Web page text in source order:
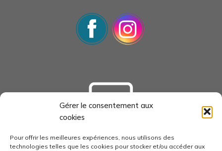
Gérer le consentement aux
cookies
Pour offrir les meilleures expériences, nous utilisons des
technologies telles que les cookies pour stocker et/ou accéder aux